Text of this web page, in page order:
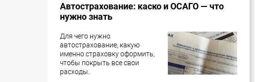
Автострахование: каско и ОСАГО — что
нужно знать
Для чего нужно
автострахование, какую
именно страховку оформить,
чтобы покрыть все свои
расходы.